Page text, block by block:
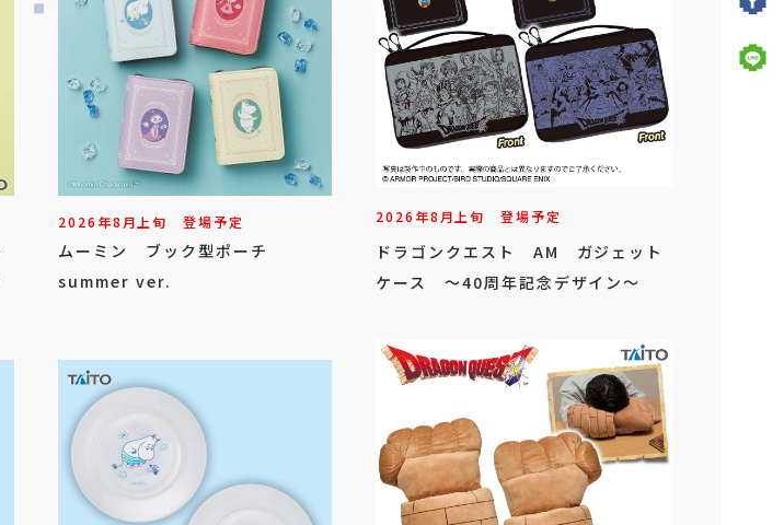
2026年8月上旬 登場予定
ムーミン ブック型ポーチ
summer ver.
2026年8月上旬 登場予定
ドラゴンクエスト AM ガジェット
ケース ～40周年記念デザイン～